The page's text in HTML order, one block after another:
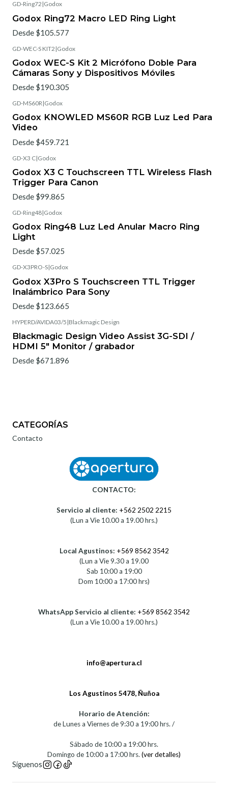
GD-Ring72 |Godox
Godox Ring72 Macro LED Ring Light
Desde $105.577
GD-WEC-S KIT2 |Godox
Godox WEC-S Kit 2 Micrófono Doble Para
Cámaras Sony y Dispositivos Móviles
Desde $190.305
GD-MS60R|Godox
Godox KNOWLED MS60R RGB Luz Led Para
Video
Desde $459.721
GD-X3 C|Godox
Godox X3 C Touchscreen TTL Wireless Flash
Trigger Para Canon
Desde $99.865
GD-Ring48|Godox
Godox Ring48 Luz Led Anular Macro Ring
Light
Desde $57.025
GD-X3PRO-S|Godox
Godox X3Pro S Touchscreen TTL Trigger
Inalámbrico Para Sony
Desde $123.665
HYPERD/AVIDA03/5 |Blackmagic Design
Blackmagic Design Video Assist 3G-SDI /
HDMI 5" Monitor / grabador
Desde $671.896
CATEGORÍAS
Contacto
CONTACTO:
Servicio al cliente: +562 2502 2215
(Lun a Vie 10.00 a 19.00 hrs.)
Local Agustinos: +569 8562 3542
(Lun a Vie 9.30 a 19.00
Sab 10:00 a 19:00
Dom 10:00 a 17:00 hrs)
WhatsApp Servicio al cliente: +569 8562 3542
(Lun a Vie 10.00 a 19.00 hrs.)
info@apertura.cl
Los Agustinos 5478, Ñuñoa
Horario de Atención:
de Lunes a Viernes de 9:30 a 19:00 hrs. /
Sábado de 10:00 a 19:00 hrs.
Domingo de 10:00 a 17:00 hrs.(ver detalles)
Síguenos